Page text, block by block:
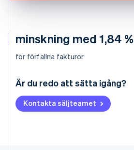
minskning med 1,84 %
för förfallna fakturor
Är du redo att sätta igång?
Kontakta säljteamet
Belgien
NederlandsFrançaisDeutsch
Brasilien
PortuguêsEnglish